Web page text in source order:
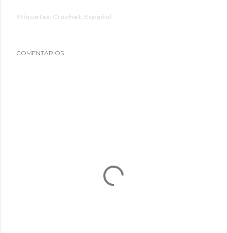
Etiquetas: Crochet Español
COMENTARIOS